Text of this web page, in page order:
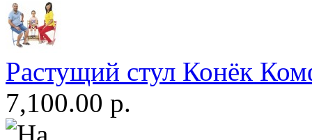
Растущий стул Конёк
7,100.00 р.